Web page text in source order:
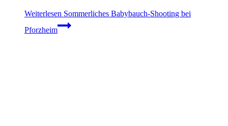
Weiterlesen Sommerliches Babybauch-Shooting bei
Pforzheim